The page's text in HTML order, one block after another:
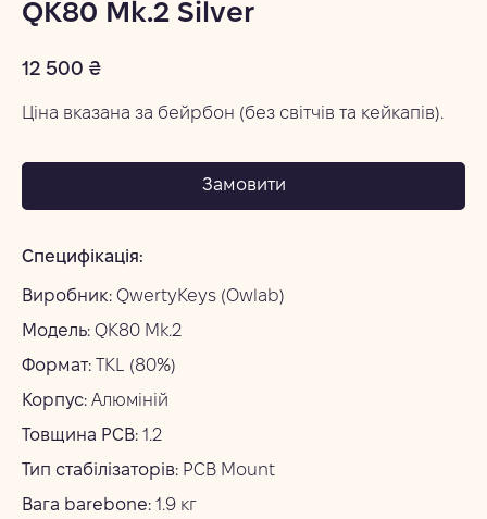
QK80 Mk.2 Silver
12 500 ₴
Ціна вказана за бейрбон (без світчів та кейкапів).
Замовити
Специфікація:
Виробник: QwertyKeys (Owlab)
Модель: QK80 Mk.2
Формат: TKL (80%)
Корпус: Алюміній
Товщина PCB: 1.2
Тип стабілізаторів: PCB Mount
Вага barebone: 1.9 кг